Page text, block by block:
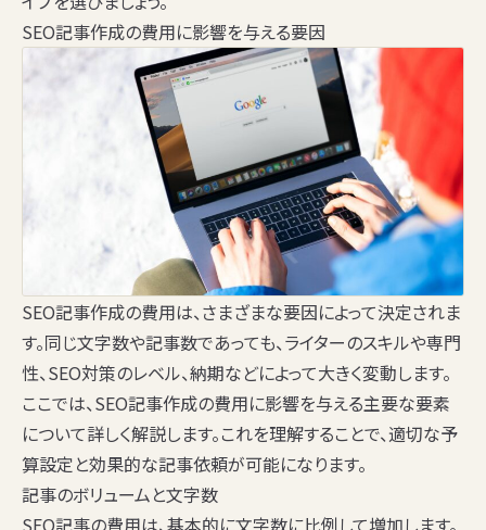
SEO記事作成の費用に影響を与える要因
SEO記事作成の費用は、さまざまな要因によって決定されま
す。同じ文字数や記事数であっても、ライターのスキルや専門
性、SEO対策のレベル、納期などによって大きく変動します。
ここでは、SEO記事作成の費用に影響を与える主要な要素
について詳しく解説します。これを理解することで、適切な予
算設定と効果的な記事依頼が可能になります。
記事のボリュームと文字数
SEO記事の費用は、基本的に文字数に比例して増加します。